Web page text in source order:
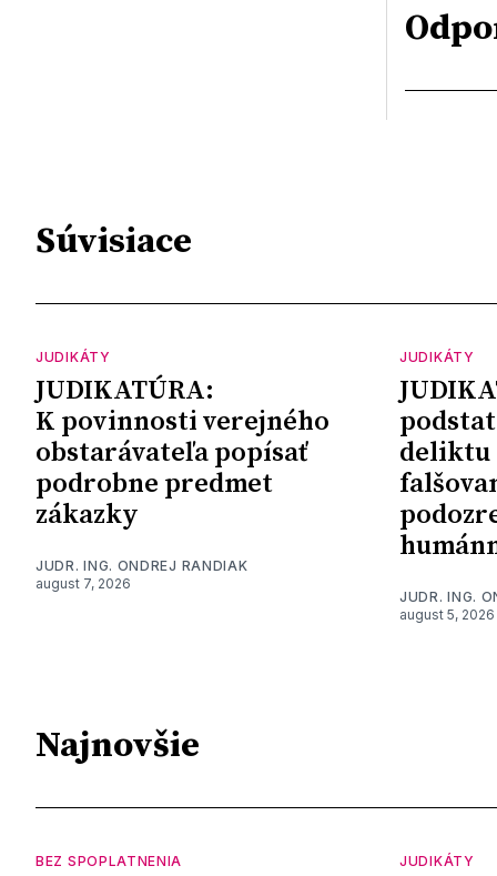
Súvisiace
JUDIKÁTY
JUDIKATÚRA:
K povinnosti verejného
obstarávateľa popísať
podrobne predmet
zákazky
JUDR. ING. ONDREJ RANDIAK
august 7, 2026
JUDIKÁTY
deliktu
JUDR. ING.
august 5, 2026
Najnovšie
BEZ SPOPLATNENIA JUDIKÁTY